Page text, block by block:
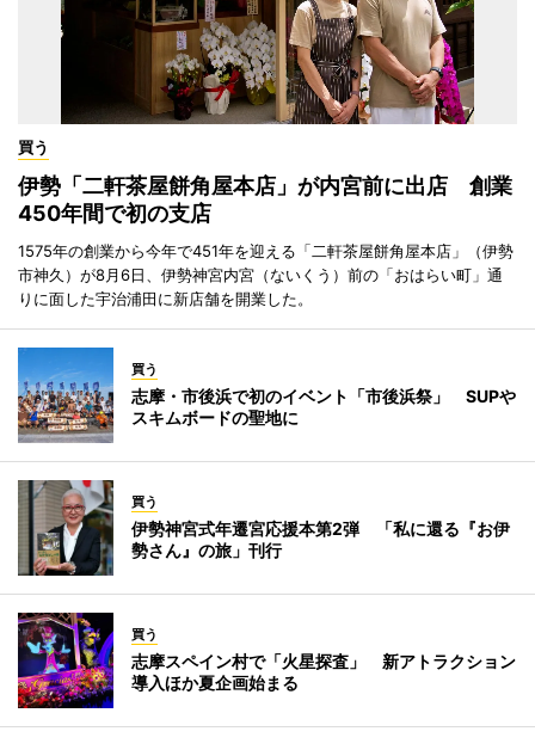
買う
伊勢「二軒茶屋餅角屋本店」が内宮前に出店 創業
450年間で初の支店
1575年の創業から今年で451年を迎える「二軒茶屋餅角屋本店」（伊勢
市神久）が8月6日、伊勢神宮内宮（ないくう）前の「おはらい町」通
りに面した宇治浦田に新店舗を開業した。
買う
志摩・市後浜で初のイベント「市後浜祭」 SUPや
スキムボードの聖地に
買う
伊勢神宮式年遷宮応援本第2弾 「私に還る『お伊
勢さん』の旅」刊行
買う
志摩スペイン村で「火星探査」 新アトラクション
導入ほか夏企画始まる